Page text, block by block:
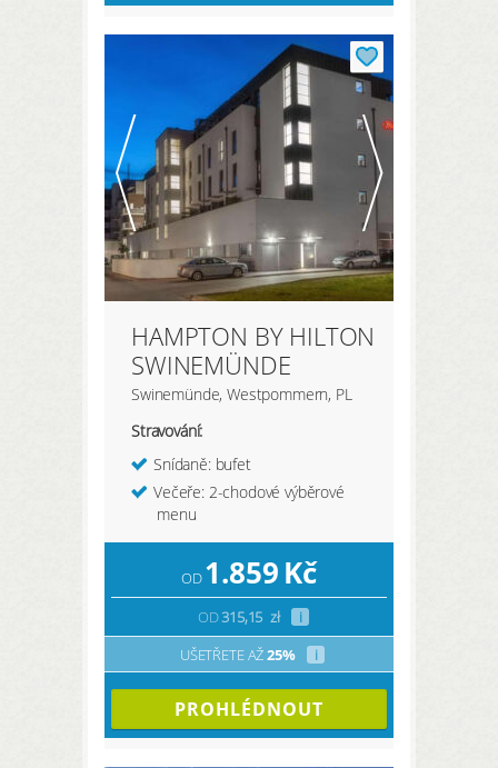
HAMPTON BY HILTON
SWINEMÜNDE
Swinemünde, Westpommern, PL
Stravování:
Snídaně: bufet
Večeře: 2-chodové výběrové
menu
OD1.859Kč
OD315,15 zł
i
UŠETŘETE AŽ25% i
PROHLÉDNOUT